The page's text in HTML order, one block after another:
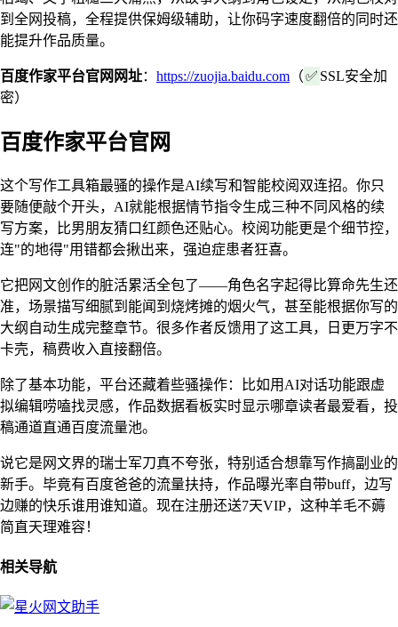
到全网投稿，全程提供保姆级辅助，让你码字速度翻倍的同时还
能提升作品质量。
百度作家平台官网网址： https://zuojia.baidu.com （✅ SSL安全加
密）
百度作家平台官网
这个写作工具箱最骚的操作是AI续写和智能校阅双连招。你只
要随便敲个开头，AI就能根据情节指令生成三种不同风格的续
写方案，比男朋友猜口红颜色还贴心。校阅功能更是个细节控，
连"的地得"用错都会揪出来，强迫症患者狂喜。
它把网文创作的脏活累活全包了——角色名字起得比算命先生还
准，场景描写细腻到能闻到烧烤摊的烟火气，甚至能根据你写的
大纲自动生成完整章节。很多作者反馈用了这工具，日更万字不
卡壳，稿费收入直接翻倍。
除了基本功能，平台还藏着些骚操作：比如用AI对话功能跟虚
拟编辑唠嗑找灵感，作品数据看板实时显示哪章读者最爱看，投
稿通道直通百度流量池。
说它是网文界的瑞士军刀真不夸张，特别适合想靠写作搞副业的
新手。毕竟有百度爸爸的流量扶持，作品曝光率自带buff，边写
边赚的快乐谁用谁知道。现在注册还送7天VIP，这种羊毛不薅
简直天理难容！
相关导航